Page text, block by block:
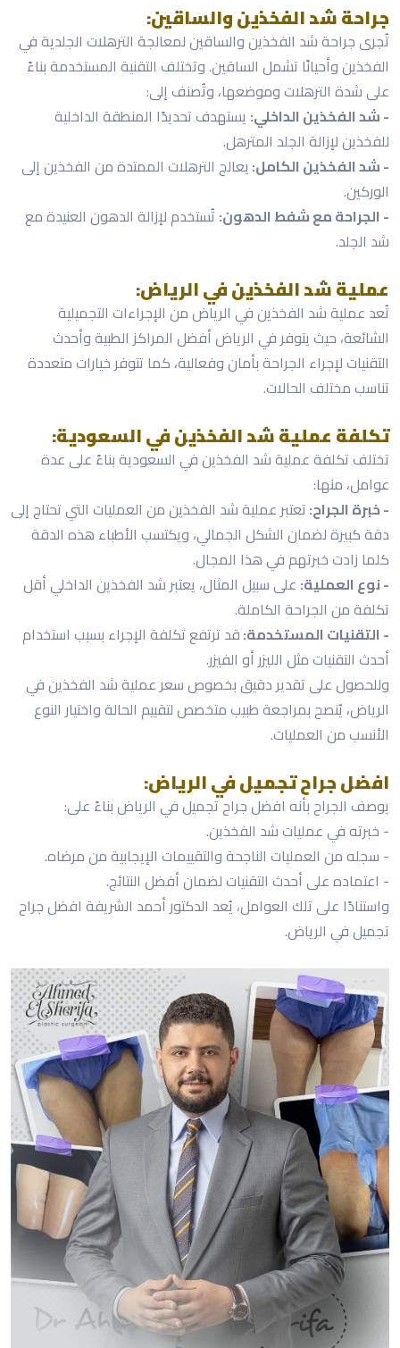
جراحة شد الفخذين والساقين:
تُجرى جراحة شد الفخذين والساقين لمعالجة الترهلات الجلدية في
الفخذين وأحيانًا تشمل الساقين. وتختلف التقنية المستخدمة بناءً
على شدة الترهلات وموضعها، وتُصنف إلى:
- شد الفخذين الداخلي: يستهدف تحديدًا المنطقة الداخلية
للفخذين لإزالة الجلد المترهل.
- شد الفخذين الكامل:يعالج الترهلات الممتدة من الفخذين إلى
الوركين.
- الجراحة مع شفط الدهون: تُستخدم لإزالة الدهون العنيدة مع
شد الجلد.
عملية شد الفخذين في الرياض:
تُعد عملية شد الفخذين في الرياض من الإجراءات التجميلية
الشائعة، حيث يتوفر في الرياض أفضل المراكز الطبية وأحدث
التقنيات لإجراء الجراحة بأمان وفعالية، كما تتوفر خيارات متعددة
تناسب مختلف الحالات.
تكلفة عملية شد الفخذين في السعودية:
تختلف تكلفة عملية شد الفخذين في السعودية بناءً على عدة
عوامل، منها:
- خبرة الجراح:تعتبر عملية شد الفخذين من العمليات التي تحتاج إلى
دقة كبيرة لضمان الشكل الجمالي، ويكتسب الأطباء هذه الدقة
كلما زادت خبرتهم في هذا المجال.
- نوع العملية: على سبيل المثال، يعتبر شد الفخذين الداخلي أقل
تكلفة من الجراحة الكاملة.
- التقنيات المستخدمة:قد ترتفع تكلفة الإجراء بسبب استخدام
أحدث التقنيات مثل الليزر أو الفيزر.
وللحصول على تقدير دقيق بخصوص سعر عملية شد الفخذين في
الرياض، يُنصح بمراجعة طبيب متخصص لتقييم الحالة واختيار النوع
الأنسب من العمليات.
افضل جراح تجميل في الرياض:
يوصف الجراح بأنه افضل جراح تجميل في الرياض بناءً على:
- خبرته في عمليات شد الفخذين.
- سجله من العمليات الناجحة والتقييمات الإيجابية من مرضاه.
- اعتماده على أحدث التقنيات لضمان أفضل النتائج.
واستنادًا على تلك العوامل، يُعد الدكتور أحمد الشريفة افضل جراح
تجميل في الرياض.